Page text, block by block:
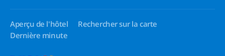
Aperçu de l'hôtel
Rechercher sur la carte
Dernière minute